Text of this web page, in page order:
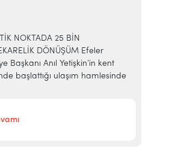
NOKTADA 25 BİN
DÖNÜŞÜM Efeler
Başkanı Anıl Yetişkin’in kent
başlattığı ulaşım hamlesinde